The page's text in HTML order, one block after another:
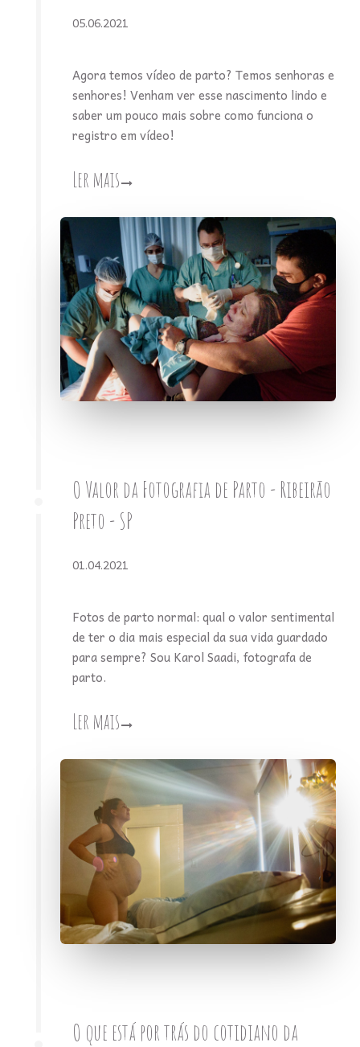
05.06.2021
Agora temos vídeo de parto? Temos senhoras e
senhores! Venham ver esse nascimento lindo e
saber um pouco mais sobre como funciona o
registro em vídeo!
Ler mais
O Valor da Fotografia de Parto - Ribeirão
Preto - SP
01.04.2021
Fotos de parto normal: qual o valor sentimental
de ter o dia mais especial da sua vida guardado
para sempre? Sou Karol Saadi, fotografa de
parto.
Ler mais
O que está por trás do cotidiano da